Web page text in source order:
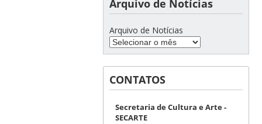
Arquivo de Notícias
Arquivo de Notícias
CONTATOS
Secretaria de Cultura e Arte -
SECARTE